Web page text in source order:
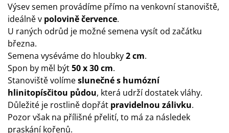
Výsev semen provádíme přímo na venkovní stanoviště,
ideálně v polovině července.
U raných odrůd je možné semena vysít od začátku
března.
Semena vyséváme do hloubky2 cm.
Spon by měl být50 x 30 cm.
Stanoviště volímeslunečné s humózní
hlinitopísčitou půdou, která udrží dostatek vláhy.
Důležité je rostlině dopřát pravidelnou zálivku.
Pozor však na přílišné přelití, to má za následek
praskání kořenů.